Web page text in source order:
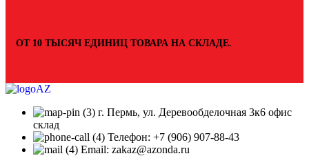
ОТ 10 ТЫСЯЧ ЕДИНИЦ ТОВАРА НА СКЛАДЕ.
г. Пермь, ул. Деревообделочная 3к6 офис
склад
Телефон: +7 (906) 907-88-43
Email: zakaz@azonda.ru